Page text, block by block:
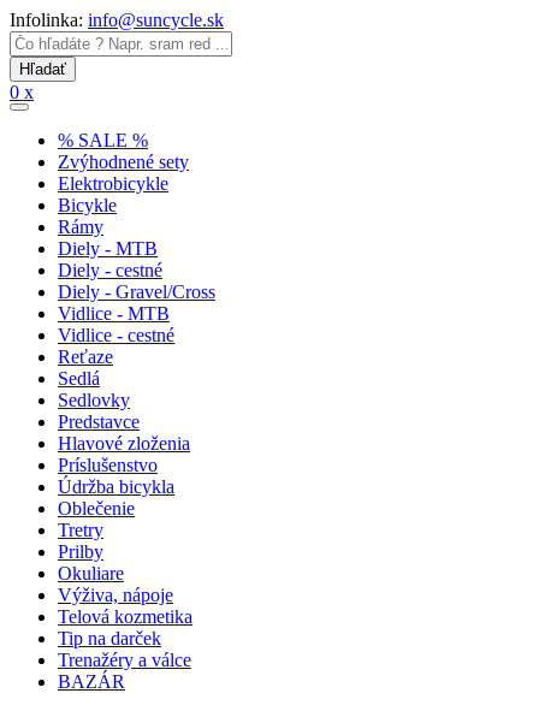
Infolinka: info@suncycle.sk
0 x
% SALE %
Zvýhodnené sety
Elektrobicykle
Bicykle
Rámy
Diely - MTB
Diely - cestné
Diely - Gravel/Cross
Vidlice - MTB
Vidlice - cestné
Reťaze
Sedlá
Sedlovky
Predstavce
Hlavové zloženia
Príslušenstvo
Údržba bicykla
Oblečenie
Tretry
Prilby
Okuliare
Výživa, nápoje
Telová kozmetika
Tip na darček
Trenažéry a válce
BAZÁR